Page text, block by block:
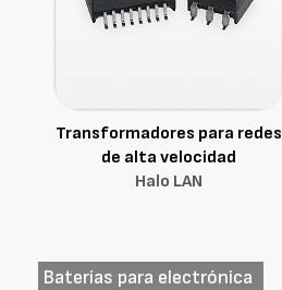
Transformadores para redes
de alta velocidad
Halo LAN
Baterías para electrónica